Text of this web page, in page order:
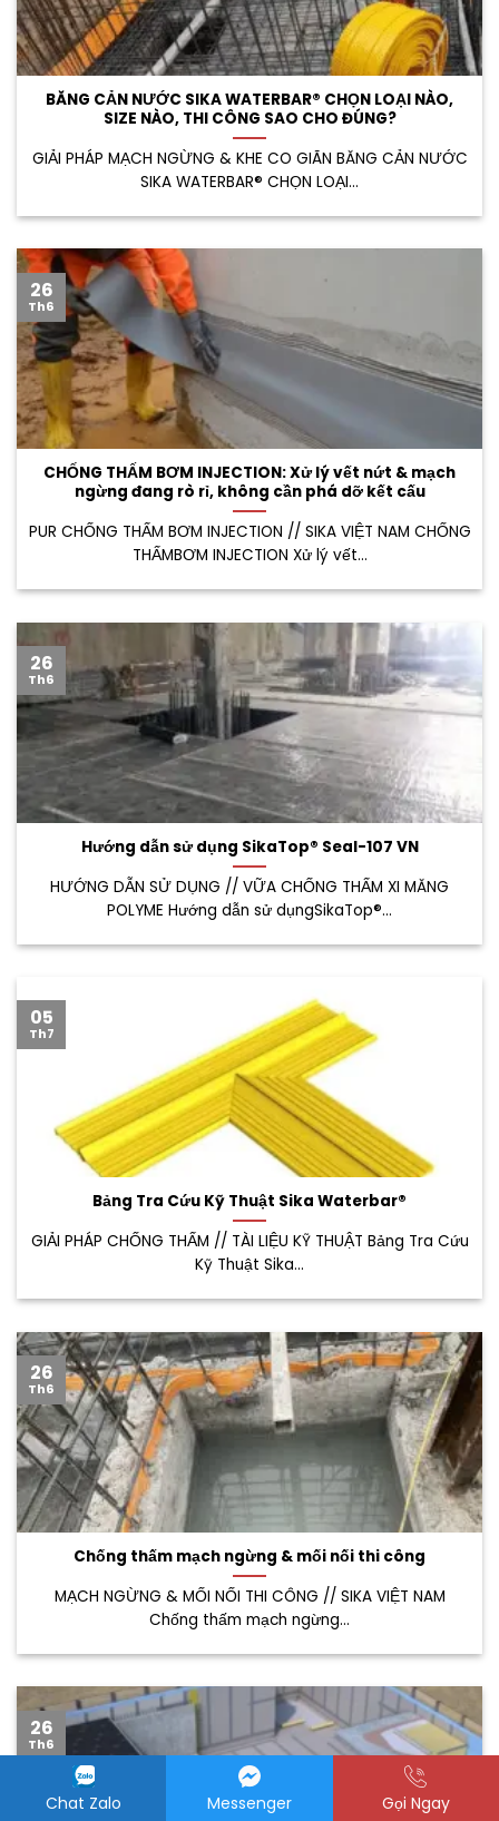
BĂNG CẢN NƯỚC SIKA WATERBAR® CHỌN LOẠI NÀO,
SIZE NÀO, THI CÔNG SAO CHO ĐÚNG?
GIẢI PHÁP MẠCH NGỪNG & KHE CO GIÃN BĂNG CẢN NƯỚC
SIKA WATERBAR® CHỌN LOẠI...
CHỐNG THẤM BƠM INJECTION: Xử lý vết nứt & mạch
ngừng đang rò rỉ, không cần phá dỡ kết cấu
PUR CHỐNG THẤM BƠM INJECTION // SIKA VIỆT NAM CHỐNG
THẤMBƠM INJECTION Xử lý vết...
26
Th6
Hướng dẫn sử dụng SikaTop® Seal-107 VN
HƯỚNG DẪN SỬ DỤNG // VỮA CHỐNG THẤM XI MĂNG
POLYME Hướng dẫn sử dụngSikaTop®...
26
Th6
Bảng Tra Cứu Kỹ Thuật Sika Waterbar®
GIẢI PHÁP CHỐNG THẤM // TÀI LIỆU KỸ THUẬT Bảng Tra Cứu
Kỹ Thuật Sika...
05
Th7
Chống thấm mạch ngừng & mối nối thi công
MẠCH NGỪNG & MỐI NỐI THI CÔNG // SIKA VIỆT NAM
Chống thấm mạch ngừng...
26
Th6
26
Th6
Chat Zalo Messenger Gọi Ngay